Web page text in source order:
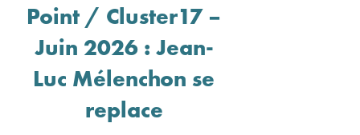
Point / Cluster17 –
Juin 2026 : Jean-
Luc Mélenchon se
replace